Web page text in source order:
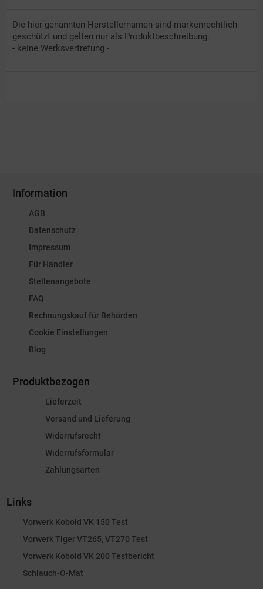
Die hier genannten Herstellernamen sind markenrechtlich
geschützt und gelten nur als Produktbeschreibung.
- keine Werksvertretung -
Information
AGB
Datenschutz
Impressum
Für Händler
Stellenangebote
FAQ
Rechnungskauf für Behörden
Cookie Einstellungen
Blog
Produktbezogen
Lieferzeit
Versand und Lieferung
Widerrufsrecht
Widerrufsformular
Zahlungsarten
Links
Vorwerk Kobold VK 150 Test
Vorwerk Tiger VT265, VT270 Test
Vorwerk Kobold VK 200 Testbericht
Schlauch-O-Mat